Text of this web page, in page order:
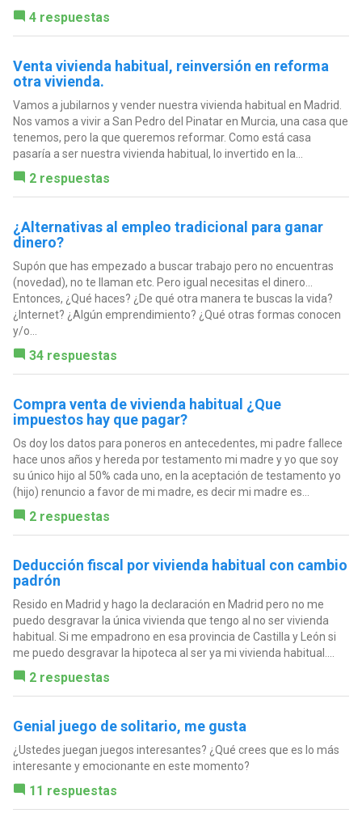
4 respuestas
Venta vivienda habitual, reinversión en reforma
otra vivienda.
Vamos a jubilarnos y vender nuestra vivienda habitual en Madrid.
Nos vamos a vivir a San Pedro del Pinatar en Murcia, una casa que
tenemos, pero la que queremos reformar. Como está casa
pasaría a ser nuestra vivienda habitual, lo invertido en la...
2 respuestas
¿Alternativas al empleo tradicional para ganar
dinero?
Supón que has empezado a buscar trabajo pero no encuentras
(novedad), no te llaman etc. Pero igual necesitas el dinero...
Entonces, ¿Qué haces? ¿De qué otra manera te buscas la vida?
¿Internet? ¿Algún emprendimiento? ¿Qué otras formas conocen
y/o...
34 respuestas
Compra venta de vivienda habitual ¿Que
impuestos hay que pagar?
Os doy los datos para poneros en antecedentes, mi padre fallece
hace unos años y hereda por testamento mi madre y yo que soy
su único hijo al 50% cada uno, en la aceptación de testamento yo
(hijo) renuncio a favor de mi madre, es decir mi madre es...
2 respuestas
Deducción fiscal por vivienda habitual con cambio
padrón
Resido en Madrid y hago la declaración en Madrid pero no me
puedo desgravar la única vivienda que tengo al no ser vivienda
habitual. Si me empadrono en esa provincia de Castilla y León si
me puedo desgravar la hipoteca al ser ya mi vivienda habitual....
2 respuestas
Genial juego de solitario, me gusta
¿Ustedes juegan juegos interesantes? ¿Qué crees que es lo más
interesante y emocionante en este momento?
11 respuestas